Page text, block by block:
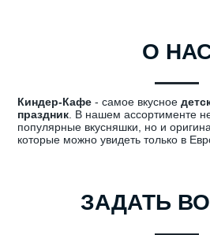
О
Киндер-Кафе- самое вкусное
праздник. В нашем ассортименте
популярные вкусняшки, но и
которые можно увидеть только в
ЗАДАТЬ